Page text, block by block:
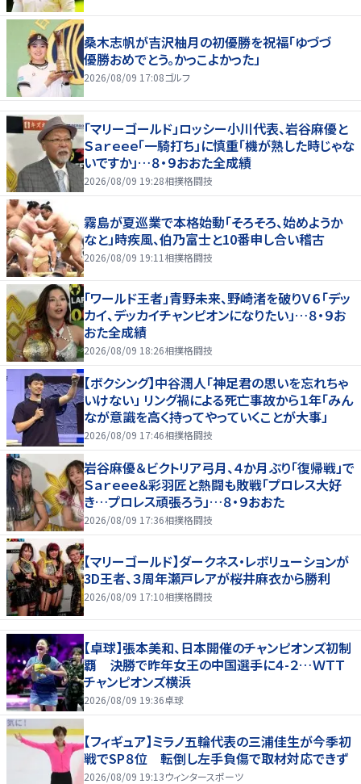
桑木志帆が吉沢柚月の初優勝を祝福「ゆづづ
優勝おめでとう。かっこよかった」
2026/08/09 17:08ゴルフ
「マリーゴールド」ロッシー小川代表、岩谷麻優と
Ｓａｒｅｅｅ「一騎打ち」に慎重「機が熟した時じゃな
いですか」…８・９おおた全成績
2026/08/09 19:28相撲格闘技
霧島が夏巡業で本格始動「そろそろ、始めようか
なと」時疾風、伯乃富士と10番申し合い稽古
2026/08/09 19:11 相撲格闘技
「ワールド王者」青野未来、野崎渚を破りＶ６「デッ
カイ、デッカイチャンピオンになりたい」…８・９お
おた全成績
2026/08/09 18:26相撲格闘技
【ボクシング】中谷潤人「神足君の思いを忘れちゃ
いけない」 リング禍による死亡事故から１年「みん
なが意識を高く持ってやっていくことが大事」
2026/08/09 17:46相撲格闘技
岩谷麻優＆ビクトリア弓月、４か月ぶり「復帰戦」で
Ｓａｒｅｅｅ＆彩羽匠と熱闘も敗戦「プロレス大好
き…プロレス頑張ろう」…８・９おおた
2026/08/09 17:36相撲格闘技
【マリーゴールド】ダークネス・レボリューションが
3D王者、３周年瀬戸レアが桜井麻衣から勝利
2026/08/09 17:10相撲格闘技
【卓球】張本美和、日本開催のチャンピオンズ初制
覇 決勝で昨年女王の中国選手に４-２…ＷＴＴ
チャンピオンズ横浜
2026/08/09 19:36卓球
【フィギュア】ミラノ五輪代表の三浦佳生が今季初
戦でSP８位 転倒し左手負傷で取材対応できず
2026/08/09 19:13ウィンタースポーツ